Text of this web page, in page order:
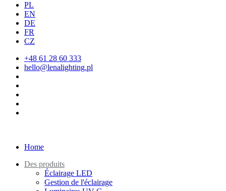
PL
EN
DE
FR
CZ
+48 61 28 60 333
hello@lenalighting.pl
Home
Des produits
Éclairage LED
Gestion de l'éclairage